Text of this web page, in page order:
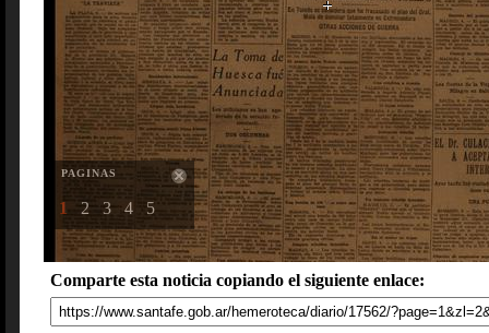
PAGINAS
1 2 3 4 5
Comparte esta noticia copiando el siguiente enlace: